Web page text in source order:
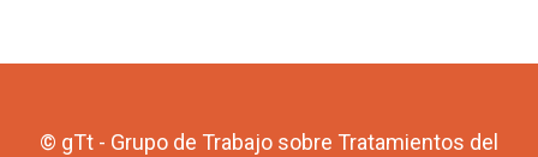
© gTt - Grupo de Trabajo sobre Tratamientos del